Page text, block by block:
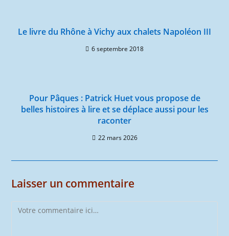
Le livre du Rhône à Vichy aux chalets Napoléon III
6 septembre 2018
Pour Pâques : Patrick Huet vous propose de
belles histoires à lire et se déplace aussi pour les
raconter
22 mars 2026
Laisser un commentaire
Comment